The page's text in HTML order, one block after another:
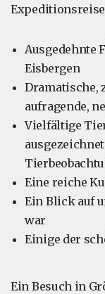
Ausgedehnte
Eisbergen
Dramatische,
aufragende,
Vielfältige
Eine reiche
Ein Blick auf
war
Einige der
Ein Besuch in